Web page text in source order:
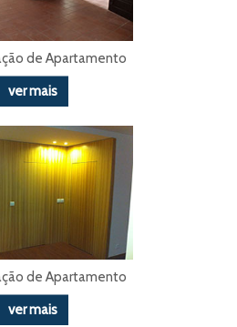
de Apartamento
ver mais
de Apartamento
ver mais